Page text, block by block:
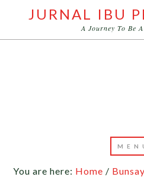
JURNAL IBU
A Journey To Be
You are here: Home / Bunsay